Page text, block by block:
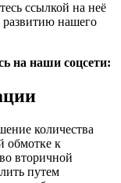
ссылкой на неё
развитию нашего
на наши соцсети:
количества
обмотке к
вторичной
путем